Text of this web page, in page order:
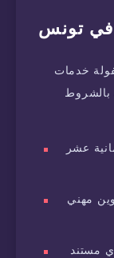
في تونس
خدمات
بالشروط
عشر
مهني
مستند